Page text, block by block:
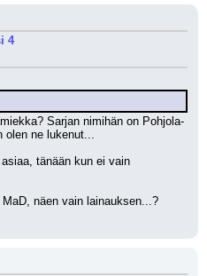
4
Sarjan nimihän on Pohjola-
olen ne lukenut...
tänään kun ei vain
näen vain lainauksen...?